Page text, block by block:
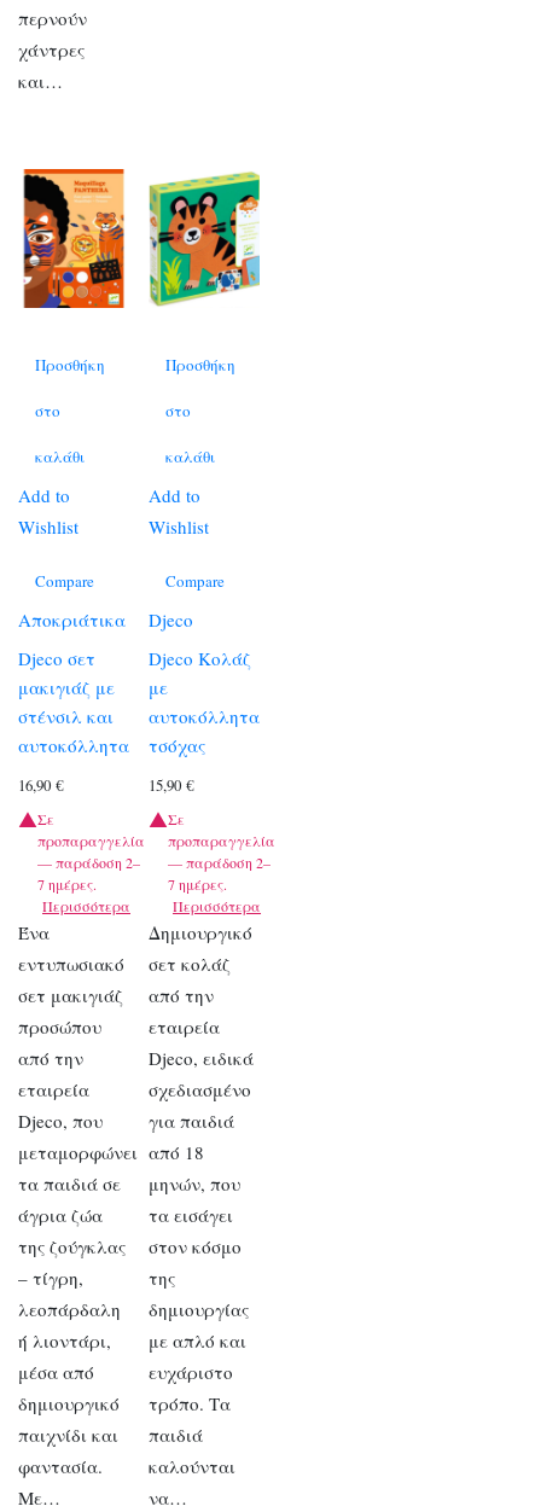
περνούν
χάντρες
και…
Προσθήκη
στο
καλάθι
Add to
Wishlist
Compare
Αποκριάτικα
Djeco σετ
μακιγιάζ με
στένσιλ και
αυτοκόλλητα
16,90 €
Σε
προπαραγγελία
— παράδοση 2–
7 ημέρες.
Περισσότερα
Ένα
εντυπωσιακό
σετ μακιγιάζ
προσώπου
από την
εταιρεία
Djeco, που
μεταμορφώνει
τα παιδιά σε
άγρια ζώα
της ζούγκλας
– τίγρη,
λεοπάρδαλη
ή λιοντάρι,
μέσα από
δημιουργικό
παιχνίδι και
φαντασία.
Με…
Προσθήκη
στο
καλάθι
Add to
Wishlist
Compare
Djeco
Djeco Κολάζ
με
αυτοκόλλητα
τσόχας
15,90€
Σε
προπαραγγελία
— παράδοση 2–
7 ημέρες.
Περισσότερα
Δημιουργικό
σετ κολάζ
από την
εταιρεία
Djeco, ειδικά
σχεδιασμένο
για παιδιά
από 18
μηνών, που
τα εισάγει
στον κόσμο
της
δημιουργίας
με απλό και
ευχάριστο
τρόπο. Τα
παιδιά
καλούνται
να…